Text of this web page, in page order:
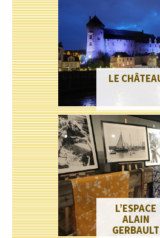
LE
L’ESPACE
ALAIN
GERBAULT